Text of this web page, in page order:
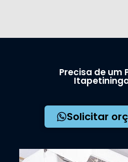
Precisa de um
Itapetininga
Solicitar